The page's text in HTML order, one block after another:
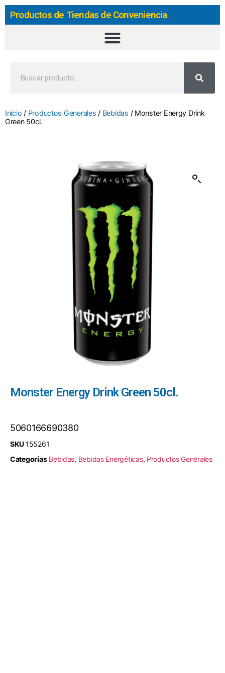
Productos de Tiendas de Conveniencia
Inicio / Productos Generales / Bebidas / Monster Energy Drink
Green 50cl.
Monster Energy Drink Green 50cl.
5060166690380
SKU155261
Categorías Bebidas, Bebidas Energéticas, Productos Generales